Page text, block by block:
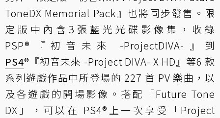
ToneDX Memorial Pack』也將同步發售。限
定版中內含3張藍光光碟影像集，收錄
PSP®『初音未來 -ProjectDIVA-』到
PS4®『初音未來 -Project DIVA- X HD』等6 款
系列遊戲作品中所登場的 227 首 PV 樂曲，以
及各遊戲的開場影像。搭配「Future Tone
DX」，可以在 PS4®上一次享受「Project